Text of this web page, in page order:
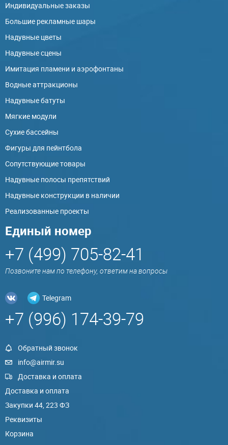
Индивидуальные заказы
Большие рекламные шары
Надувные цветы
Надувные сцены
Имитация пламени и аэрофонтаны
Водные аттракционы
Надувные батуты
Мягкие модули
Сухие бассейны
Фигуры для пейнтбола
Сопутствующие товары
Надувные полосы препятствий
Надувные конструкции в наличии
Реализованные проекты
Единый номер
+7 (499) 705-82-41
Позвоните нам по телефону, ответим на вопросы
Telegram
+7 (996) 174-39-79
Обратный звонок
info@airmir.su
Доставка и оплата
Доставка и оплата
Закупки 44, 223 ФЗ
Реквизиты
Корзина